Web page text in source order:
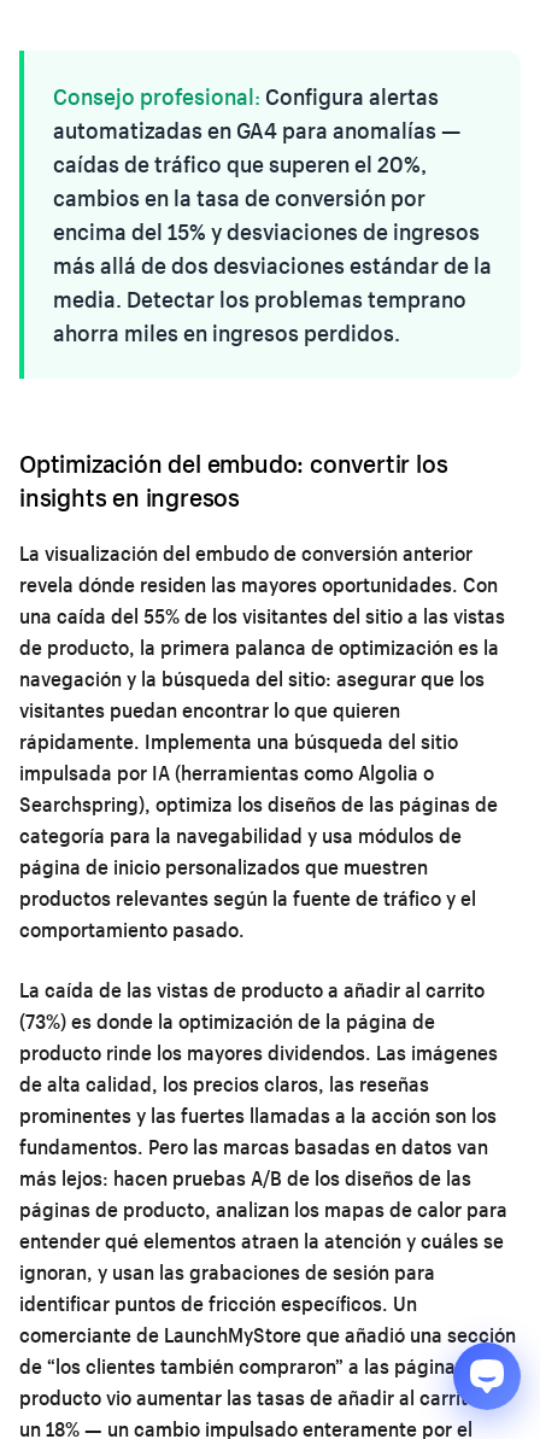
Consejo profesional: Configura alertas
automatizadas en GA4 para anomalías —
caídas de tráfico que superen el 20%,
cambios en la tasa de conversión por
encima del 15% y desviaciones de ingresos
más allá de dos desviaciones estándar de la
media. Detectar los problemas temprano
ahorra miles en ingresos perdidos.
Optimización del embudo: convertir los
insights en ingresos
La visualización del embudo de conversión anterior
revela dónde residen las mayores oportunidades. Con
una caída del 55% de los visitantes del sitio a las vistas
de producto, la primera palanca de optimización es la
navegación y la búsqueda del sitio: asegurar que los
visitantes puedan encontrar lo que quieren
rápidamente. Implementa una búsqueda del sitio
impulsada por IA (herramientas como Algolia o
Searchspring), optimiza los diseños de las páginas de
categoría para la navegabilidad y usa módulos de
página de inicio personalizados que muestren
productos relevantes según la fuente de tráfico y el
comportamiento pasado.
La caída de las vistas de producto a añadir al carrito
(73%) es donde la optimización de la página de
producto rinde los mayores dividendos. Las imágenes
de alta calidad, los precios claros, las reseñas
prominentes y las fuertes llamadas a la acción son los
fundamentos. Pero las marcas basadas en datos van
más lejos: hacen pruebas A/B de los diseños de las
páginas de producto, analizan los mapas de calor para
entender qué elementos atraen la atención y cuáles se
ignoran, y usan las grabaciones de sesión para
identificar puntos de fricción específicos. Un
comerciante de LaunchMyStore que añadió una sección
de “los clientes también compraron” a las páginas de
producto vio aumentar las tasas de añadir al carrito en
un 18% — un cambio impulsado enteramente por el